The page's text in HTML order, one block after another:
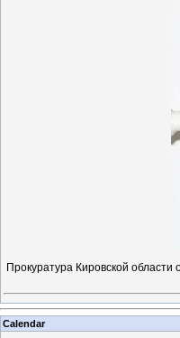
Прокуратура Кировской
Calendar